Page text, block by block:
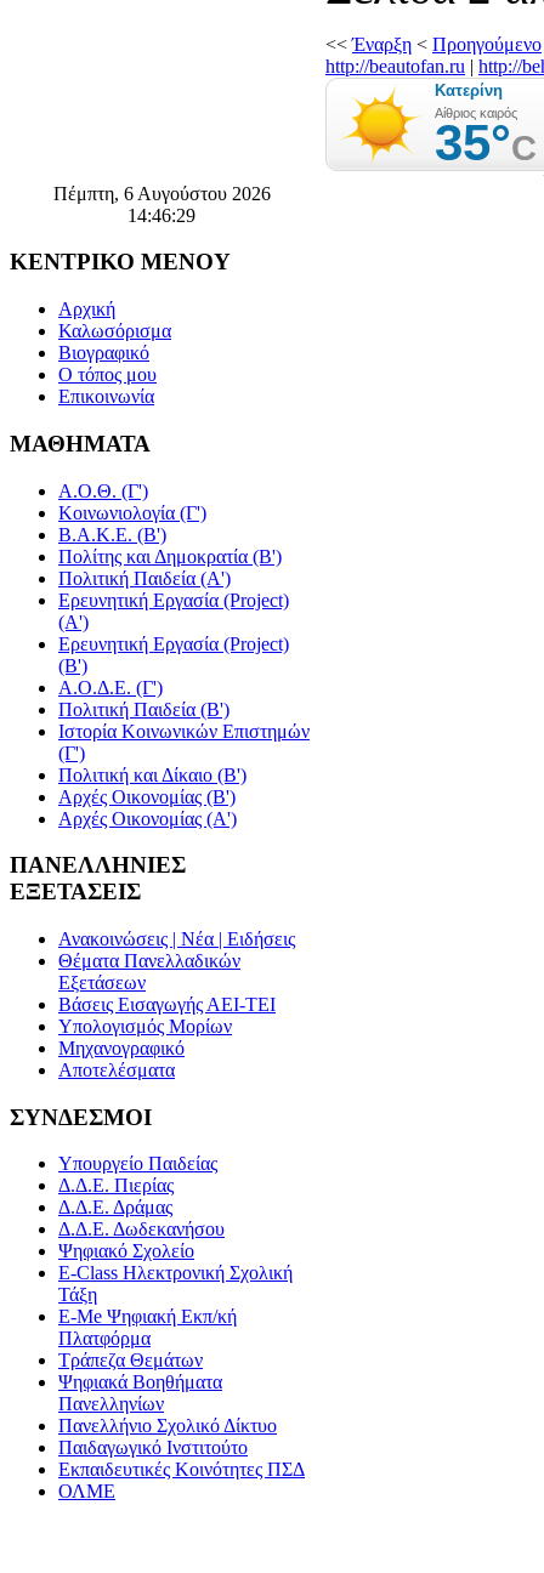
<<Έναρξη < Προηγούμενο
http://beautofan.ru | http://
Πέμπτη, 6 Αυγούστου 2026
14:46:30
ΚΕΝΤΡΙΚΟ ΜΕΝΟΥ
Αρχική
Καλωσόρισμα
Βιογραφικό
Ο τόπος μου
Επικοινωνία
ΜΑΘΗΜΑΤΑ
Α.Ο.Θ. (Γ')
Κοινωνιολογία (Γ')
Β.Α.Κ.Ε. (Β')
Πολίτης και Δημοκρατία (Β')
Πολιτική Παιδεία (A')
Ερευνητική Εργασία (Project)
(Α')
Ερευνητική Εργασία (Project)
(Β')
Α.Ο.Δ.Ε. (Γ')
Πολιτική Παιδεία (Β')
Ιστορία Κοινωνικών Επιστημών
(Γ')
Πολιτική και Δίκαιο (Β')
Αρχές Οικονομίας (Β')
Αρχές Οικονομίας (Α')
ΠΑΝΕΛΛΗΝΙΕΣ
ΕΞΕΤΑΣΕΙΣ
Ανακοινώσεις | Νέα | Ειδήσεις
Θέματα Πανελλαδικών
Εξετάσεων
Βάσεις Εισαγωγής ΑΕΙ-ΤΕΙ
Υπολογισμός Μορίων
Μηχανογραφικό
Αποτελέσματα
ΣΥΝΔΕΣΜΟΙ
Υπουργείο Παιδείας
Δ.Δ.Ε. Πιερίας
Δ.Δ.Ε. Δράμας
Δ.Δ.Ε. Δωδεκανήσου
Ψηφιακό Σχολείο
E-Class Ηλεκτρονική Σχολική
Τάξη
E-Me Ψηφιακή Εκπ/κή
Πλατφόρμα
Τράπεζα Θεμάτων
Ψηφιακά Βοηθήματα
Πανελληνίων
Πανελλήνιο Σχολικό Δίκτυο
Παιδαγωγικό Ινστιτούτο
Εκπαιδευτικές Κοινότητες ΠΣΔ
ΟΛΜΕ